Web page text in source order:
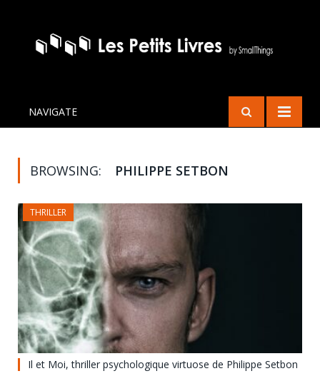
NAVIGATE
BROWSING: PHILIPPE SETBON
THRILLER
Il et Moi, thriller psychologique virtuose de Philippe Setbon